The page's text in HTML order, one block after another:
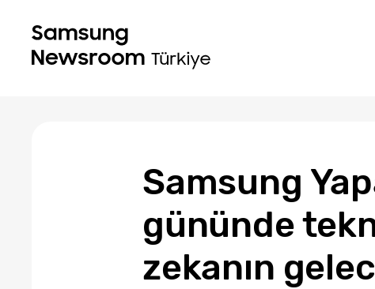
Samsung
gününde
zekanın